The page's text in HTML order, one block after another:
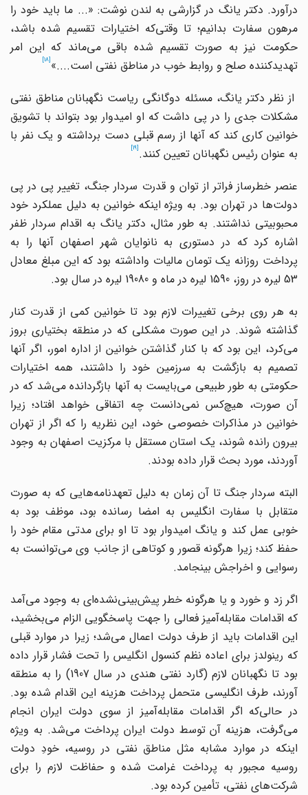
درآورد. دکتر یانگ در گزارشی به لندن نوشت: «... ما باید خود را
مرهون سفارت بدانیم؛ تا وقتیکه اختیارات تقسیم شده باشد،
حکومت نیز به صورت تقسیم شده باقی میماند که این امر
تهدیدکننده صلح و روابط خوب در مناطق نفتی است....»
از نظر دکتر یانگ، مسئله دوگانگی ریاست نگهبانان مناطق نفتی
مشکلات جدی را در پی داشت که او امیدوار بود بتواند با تشویق
خوانین کاری کند که آنها از رسم قبلی دست برداشته و یک نفر با
به عنوان رئیس نگهبانان تعیین کنند.
عنصر خطرساز فراتر از توان و قدرت سردار جنگ، تغییر پی در پی
دولتها در تهران بود. به ویژه اینکه خوانین به دلیل عملکرد خود
محبوبیتی نداشتند. به طور مثال، دکتر یانگ به اقدام سردار ظفر
اشاره کرد که در دستوری به نانوایان شهر اصفهان آنها را به
پرداخت روزانه یک تومان مالیات واداشته بود که این مبلغ معادل
53 لیره در روز، 1590 لیره در ماه و 19080 لیره در سال بود.
به هر روی برخی تغییرات لازم بود تا خوانین کمی از قدرت کنار
گذاشته شوند. در این صورت مشکلی که در منطقه بختیاری بروز
میکرد، این بود که با کنار گذاشتن خوانین از اداره امور، اگر آنها
تصمیم به بازگشت به سرزمین خود را داشتند، همه اختیارات
حکومتی به طور طبیعی میبایست به آنها بازگردانده میشد که در
آن صورت، هیچکس نمیدانست چه اتفاقی خواهد افتاد؛ زیرا
خوانین در مذاکرات خصوصی خود، این نظریه را که اگر از تهران
بیرون رانده شوند، یک استان مستقل با مرکزیت اصفهان به وجود
آوردند، مورد بحث قرار داده بودند.
البته سردار جنگ تا آن زمان به دلیل تعهدنامههایی که به صورت
متقابل با سفارت انگلیس به امضا رسانده بود، موظف بود به
خوبی عمل کند و یانگ امیدوار بود تا او برای مدتی مقام خود را
حفظ کند؛ زیرا هرگونه قصور و کوتاهی از جانب وی میتوانست به
رسوایی و اخراجش بینجامد.
اگر زد و خورد و یا هرگونه خطر پیشبینینشدهای به وجود میآمد
که اقدامات مقابلهآمیز فعالی را جهت پاسخگویی الزام میبخشید،
این اقدامات باید از طرف دولت اعمال میشد؛ زیرا در موارد قبلی
که رینولدز برای اعاده نظم کنسول انگلیس را تحت فشار قرار داده
بود تا نگهبانان لازم (گارد نفتی هندی در سال 1907) را به منطقه
آورند، طرف انگلیسی متحمل پرداخت هزینه این اقدام شده بود.
در حالیکه اگر اقدامات مقابلهآمیز از سوی دولت ایران انجام
میگرفت، هزینه آن توسط دولت ایران پرداخت میشد. به ویژه
اینکه در موارد مشابه مثل مناطق نفتی در روسیه، خودِ دولت
روسیه مجبور به پرداخت غرامت شده و حفاظت لازم را برای
شرکتهای نفتی، تأمین کرده بود.